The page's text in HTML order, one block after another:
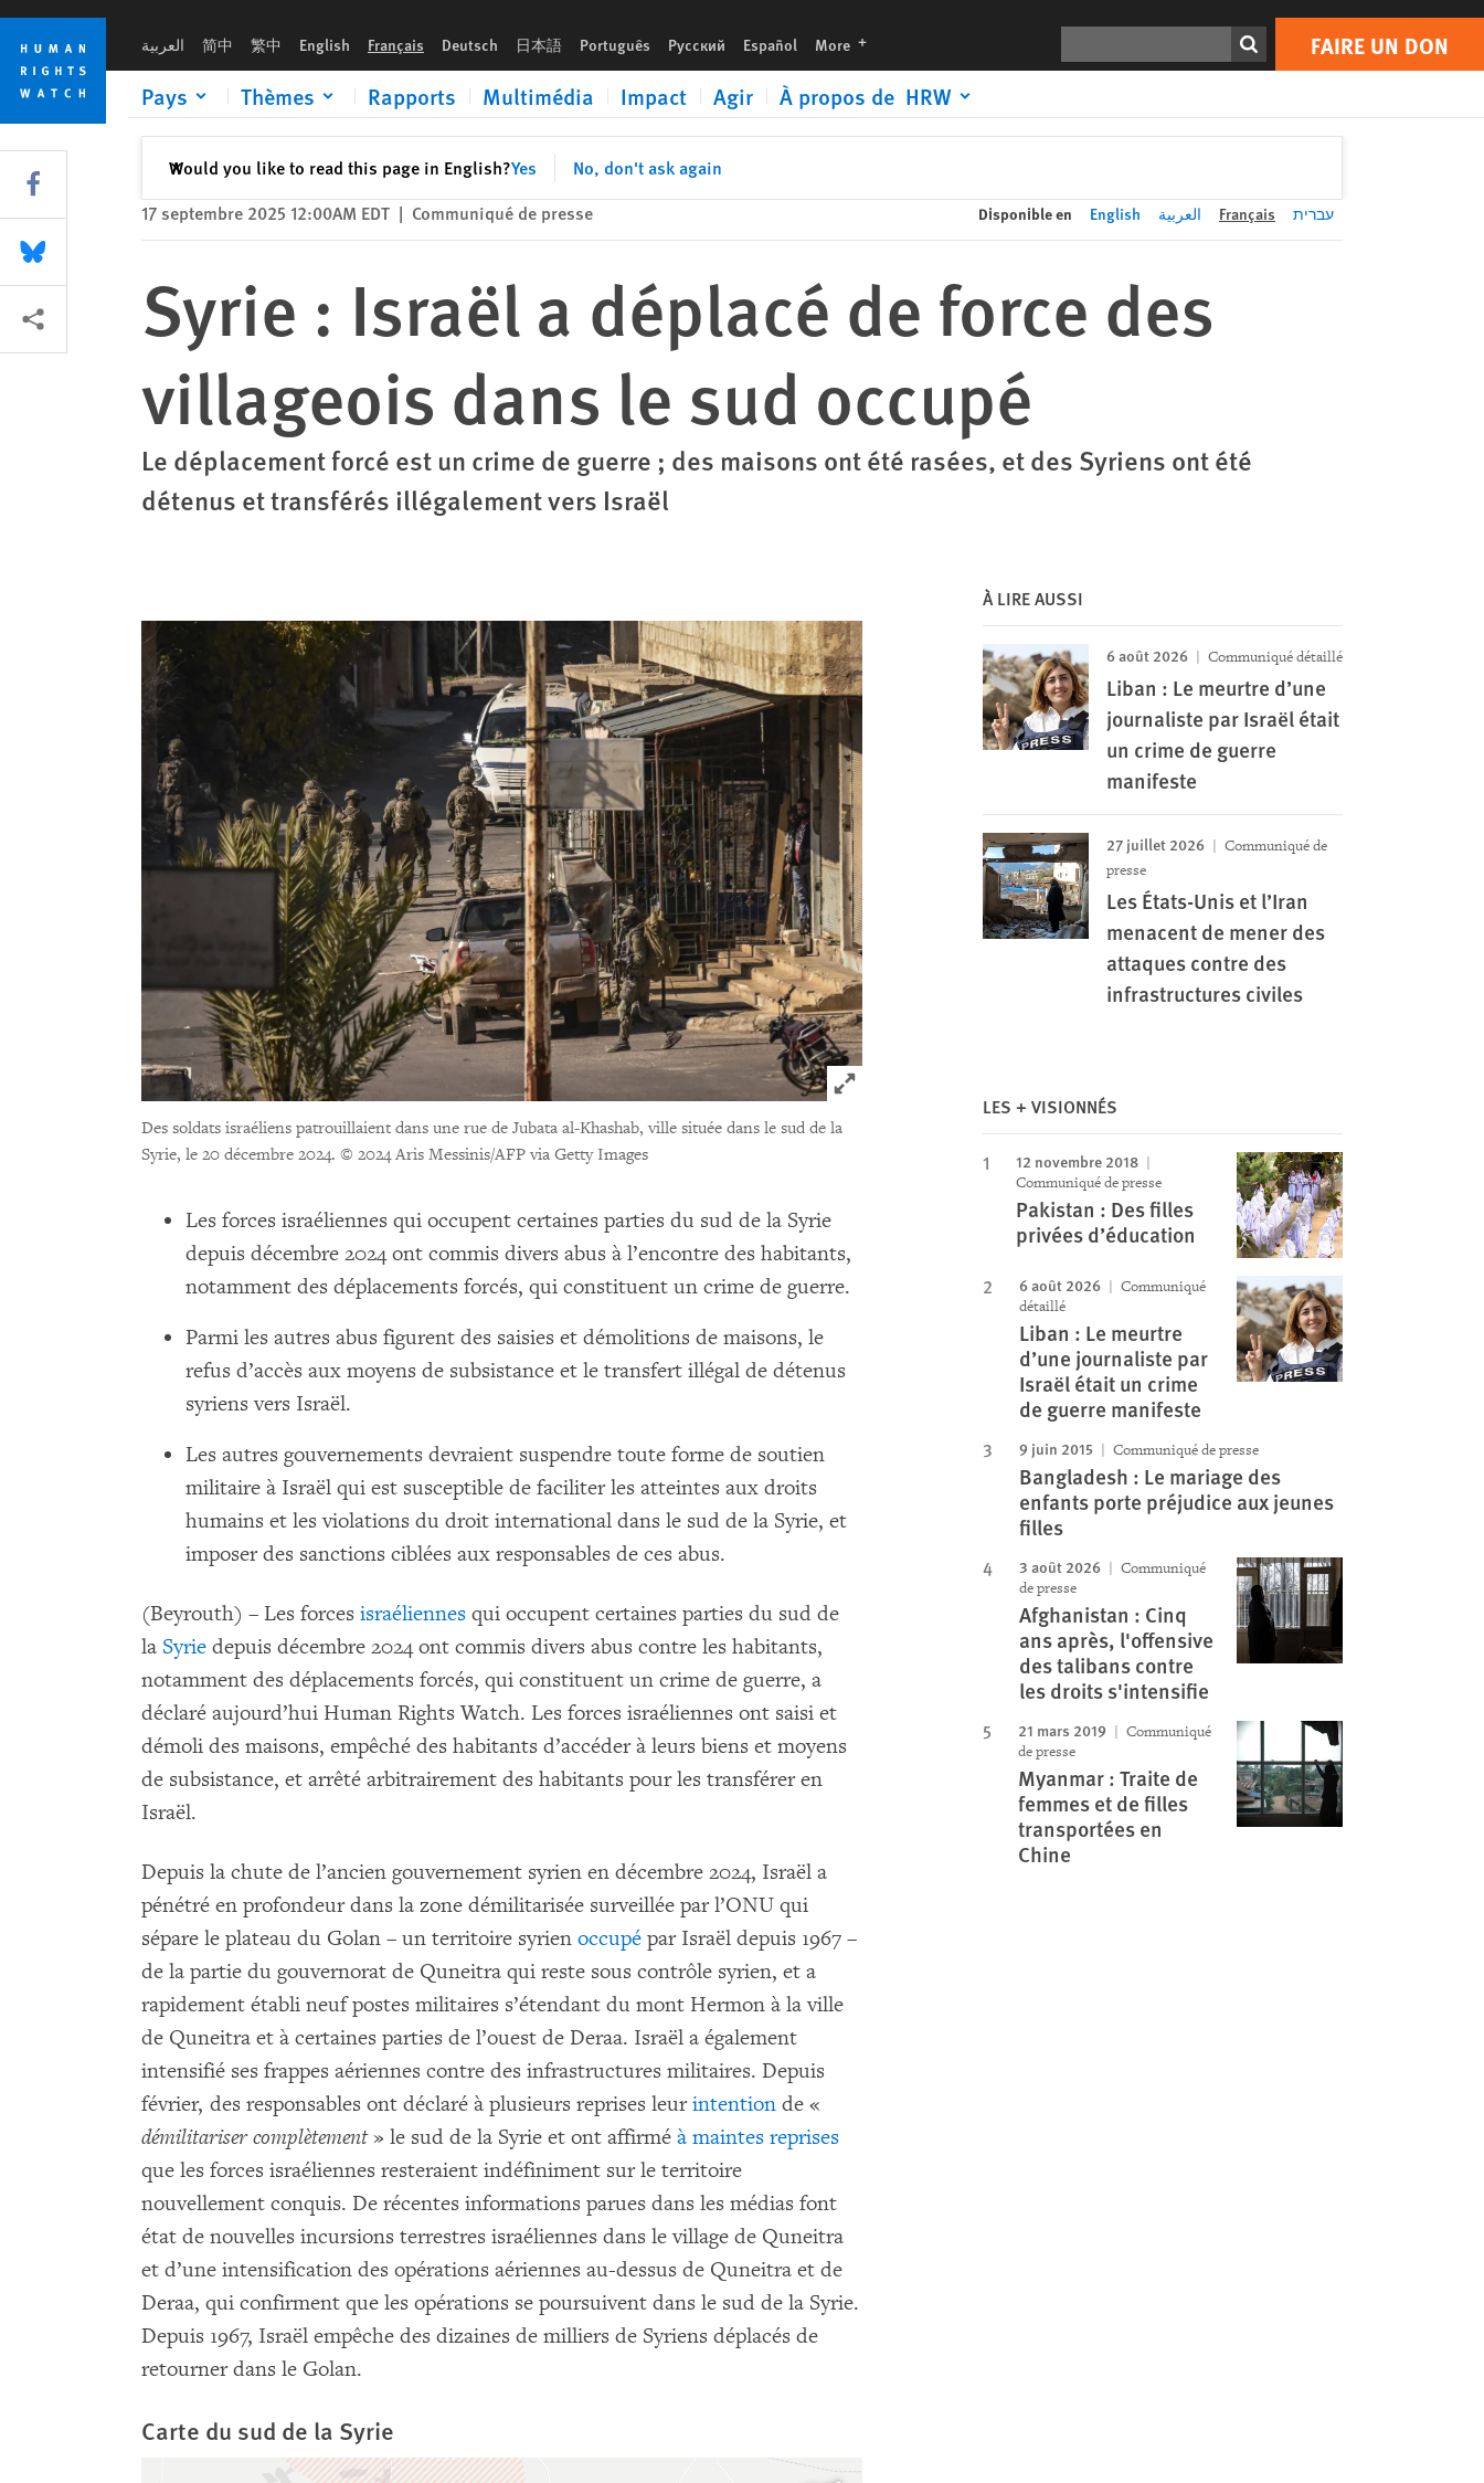
Skip
cookie
privacy
notice
Skip
main
content
العربية 简中 繁中 English Français Deutsch 日本語 Português Русский Español More languages FAIRE UN DON
Pays Thèmes Rapports Multimédia Impact Agir À propos de HRW
Would you like to read this page in English?Yes No, don't ask again
✕Fermer
Print FAIRE UN DON
17 septembre 2025 12:00AM EDT | Communiqué de presse Disponible en English العربية Français עברית
Syrie : Israël a déplacé de force des
villageois dans le sud occupé
Le déplacement forcé est un crime de guerre ; des maisons ont été rasées, et des Syriens ont été
détenus et transférés illégalement vers Israël
Click to expand Image
Des soldats israéliens patrouillaient dans une rue de Jubata al-Khashab, ville située dans le sud de la
Syrie, le 20 décembre 2024. © 2024 Aris Messinis/AFP via Getty Images
Les forces israéliennes qui occupent certaines parties du sud de la Syrie
depuis décembre 2024 ont commis divers abus à l’encontre des habitants,
notamment des déplacements forcés, qui constituent un crime de guerre.
Parmi les autres abus figurent des saisies et démolitions de maisons, le
refus d’accès aux moyens de subsistance et le transfert illégal de détenus
syriens vers Israël.
Les autres gouvernements devraient suspendre toute forme de soutien
militaire à Israël qui est susceptible de faciliter les atteintes aux droits
humains et les violations du droit international dans le sud de la Syrie, et
imposer des sanctions ciblées aux responsables de ces abus.
(Beyrouth) – Les forces israéliennes qui occupent certaines parties du sud de
la Syrie depuis décembre 2024 ont commis divers abus contre les habitants,
notamment des déplacements forcés, qui constituent un crime de guerre, a
déclaré aujourd’hui Human Rights Watch. Les forces israéliennes ont saisi et
démoli des maisons, empêché des habitants d’accéder à leurs biens et moyens
de subsistance, et arrêté arbitrairement des habitants pour les transférer en
Israël.
Depuis la chute de l’ancien gouvernement syrien en décembre 2024, Israël a
pénétré en profondeur dans la zone démilitarisée surveillée par l’ONU qui
sépare le plateau du Golan – un territoire syrien occupé par Israël depuis 1967 –
de la partie du gouvernorat de Quneitra qui reste sous contrôle syrien, et a
rapidement établi neuf postes militaires s’étendant du mont Hermon à la ville
de Quneitra et à certaines parties de l’ouest de Deraa. Israël a également
intensifié ses frappes aériennes contre des infrastructures militaires. Depuis
février, des responsables ont déclaré à plusieurs reprises leurintention de «
démilitariser complètement» le sud de la Syrie et ont affirmé à maintes reprises
que les forces israéliennes resteraient indéfiniment sur le territoire
nouvellement conquis. De récentes informations parues dans les médias font
état de nouvelles incursions terrestres israéliennes dans le village de Quneitra
et d’une intensification des opérations aériennes au-dessus de Quneitra et de
Deraa, qui confirment que les opérations se poursuivent dans le sud de la Syrie.
Depuis 1967, Israël empêche des dizaines de milliers de Syriens déplacés de
retourner dans le Golan.
Carte du sud de la Syrie
À LIRE AUSSI
6 août 2026 Communiqué détaillé
Liban : Le meurtre d’une
journaliste par Israël était
un crime de guerre
manifeste
27 juillet 2026
Communiqué de
presse
Les États-Unis et l’Iran
menacent de mener des
attaques contre des
infrastructures civiles
LES + VISIONNÉS
12 novembre 2018
Communiqué de presse
Pakistan : Des filles
privées d’éducation
6 août 2026
Communiqué
détaillé
Liban : Le meurtre
d’une journaliste par
Israël était un crime
de guerre manifeste
9 juin 2015 Communiqué de presse
Bangladesh : Le mariage des
enfants porte préjudice aux jeunes
filles
3 août 2026
Communiqué
de presse
Afghanistan : Cinq
ans après, l'offensive
des talibans contre
les droits s'intensifie
21 mars 2019
Communiqué
de presse
Myanmar : Traite de
femmes et de filles
transportées en
Chine
Share this via Facebook
Share this via Bluesky
Share this via Partagez